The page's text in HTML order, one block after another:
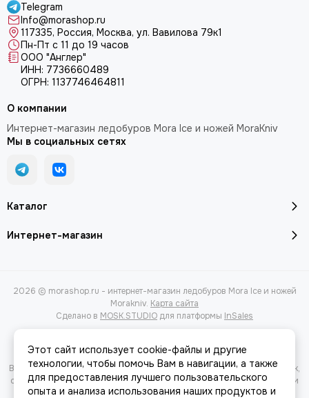
Telegram
Info@morashop.ru
117335, Россия, Москва, ул. Вавилова 79к1
Пн-Пт с 11 до 19 часов
ООО "Англер"
ИНН: 7736660489
ОГРН: 1137746464811
Каталог
Интернет-магазин
О компании
Интернет-магазин ледобуров Mora Ice и ножей MoraKniv
Мы в социальных сетях
2026 © morashop.ru - интернет-магазин ледобуров Mora Ice и ножей
Morakniv. Карта сайта
Сделано в MOSK.STUDIO для платформы InSales
Вся представленная на сайте информация, касающаяся характеристик,
стоимости товаров и услуг, носит информационный характер и ни при
каких условиях не является публичной офертой, определяемой
Этот сайт использует cookie-файлы и другие
технологии, чтобы помочь Вам в навигации, а также
для предоставления лучшего пользовательского
опыта и анализа использования наших продуктов и